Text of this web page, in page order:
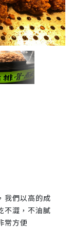
我們以高的成
不澀，不油膩
常方便